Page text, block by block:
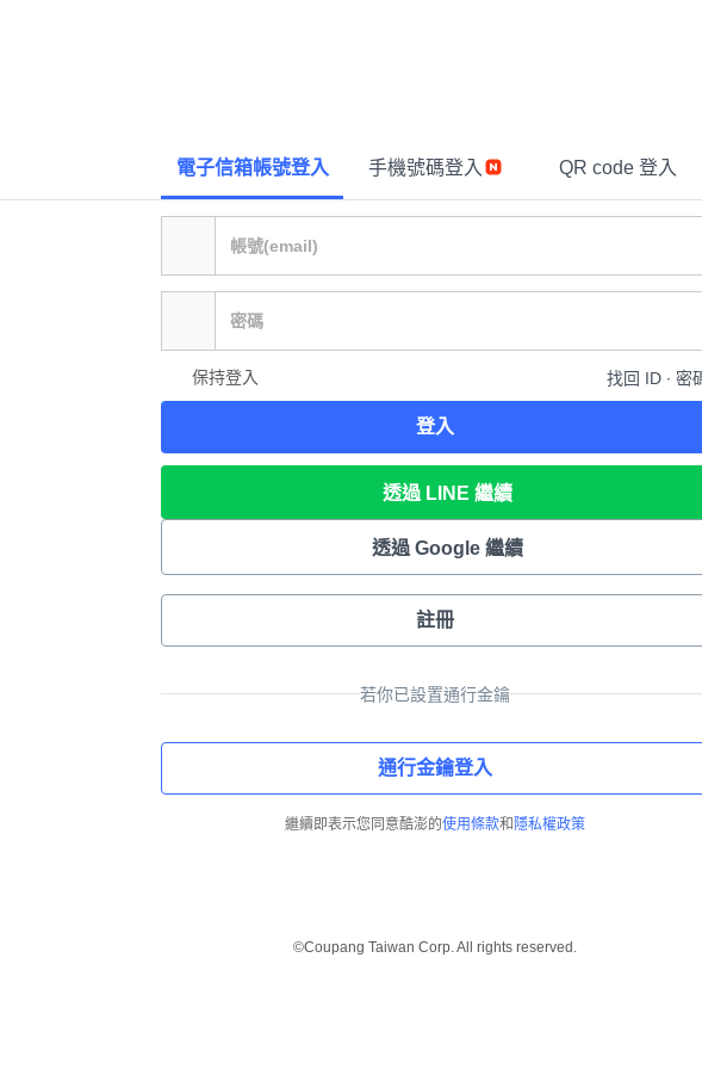
電子信箱帳號登入 手機號碼登入 QR code 登入
保持登入 找回 ID ∙ 密
登入
透過 LINE 繼續
透過 Google 繼續
註冊
若你已設置通行金鑰
通行金鑰登入
繼續即表示您同意酷澎的使用條款和 隱私權政策
©Coupang Taiwan Corp. All rights reserved.